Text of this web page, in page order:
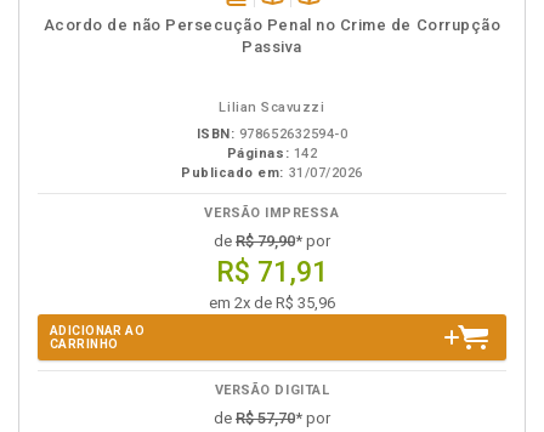
disponível
em
Disponível
na
páginas
Acordo de não Persecução Penal no Crime de Corrupção
Passiva
Lilian Scavuzzi
ISBN: 978652632594-0
Páginas: 142
Publicado em: 31/07/2026
VERSÃO IMPRESSA
de R$ 79,90* por
R$ 71,91
em 2x de R$ 35,96
ADICIONAR AO
CARRINHO
VERSÃO DIGITAL
de R$ 57,70* por